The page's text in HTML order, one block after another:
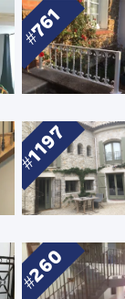
761
1197
260